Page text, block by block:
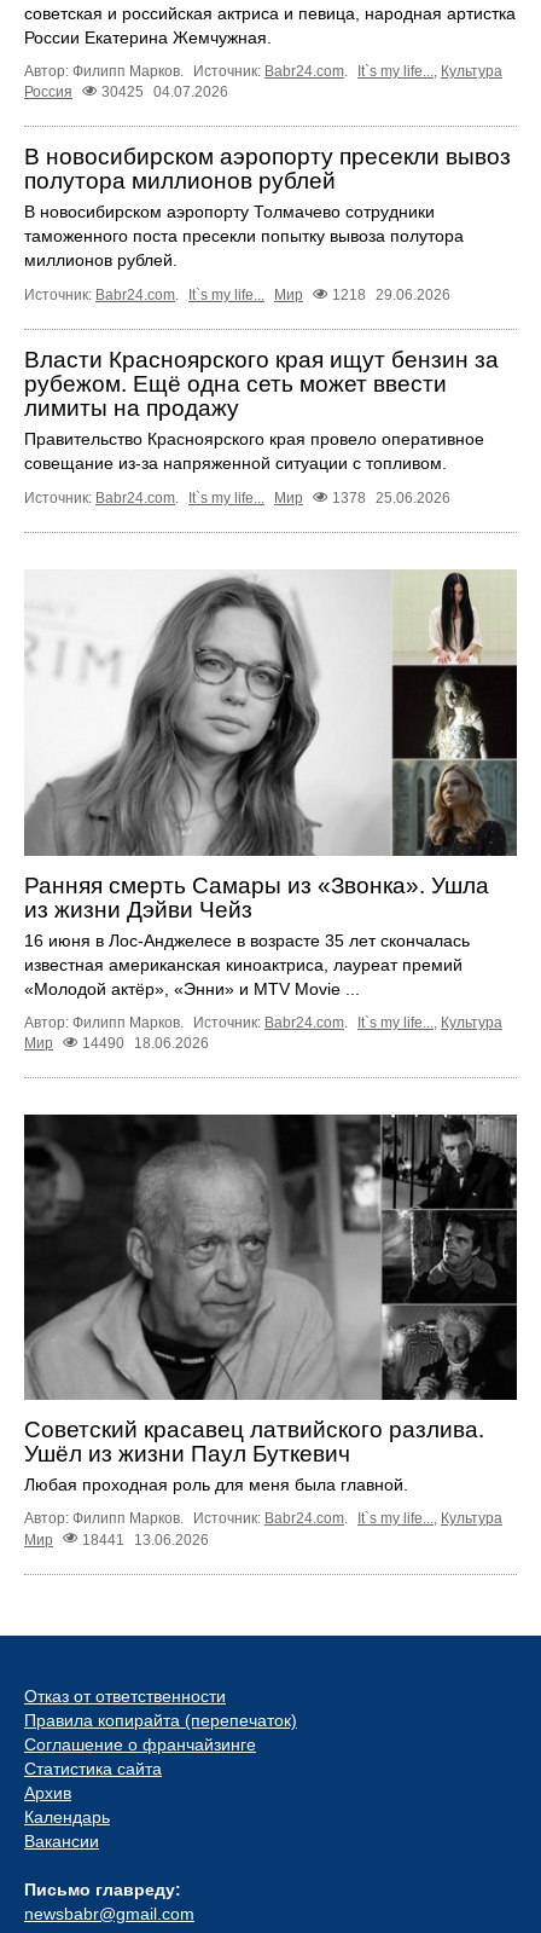
советская и российская актриса и певица, народная артистка
России Екатерина Жемчужная.
Автор: Филипп Марков. Источник: Babr24.com It`s my life...
Культура
Россия
30425 04.07.2026
В новосибирском аэропорту пресекли вывоз
полутора миллионов рублей
В новосибирском аэропорту Толмачево сотрудники
таможенного поста пресекли попытку вывоза полутора
миллионов рублей.
Источник: Babr24.com. It`s my life... Мир 1218 29.06.2026
Власти Красноярского края ищут бензин за
рубежом. Ещё одна сеть может ввести
лимиты на продажу
Правительство Красноярского края провело оперативное
совещание из-за напряженной ситуации с топливом.
Источник: Babr24.com. It`s my life... Мир 1378 25.06.2026
Ранняя смерть Самары из «Звонка». Ушла
из жизни Дэйви Чейз
16 июня в Лос-Анджелесе в возрасте 35 лет скончалась
известная американская киноактриса, лауреат премий
«Молодой актёр», «Энни» и MTV Movie ...
Автор: Филипп Марков. Источник: Babr24.com It`s my life...
Культура
Мир
14490 18.06.2026
Советский красавец латвийского разлива.
Ушёл из жизни Паул Буткевич
Любая проходная роль для меня была главной.
Автор: Филипп Марков. Источник: Babr24.com. It`s my life..., Культура
Мир
18441 13.06.2026
Отказ от ответственности
Правила копирайта (перепечаток)
Соглашение о франчайзинге
Статистика сайта
Архив
Календарь
Вакансии
Письмо главреду:
newsbabr@gmail.com